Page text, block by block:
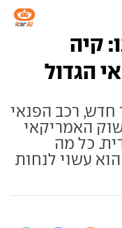
קיה
הגדול
חדש, רכב הפנאי
האמריקאי
כל מה
עשוי לנחות